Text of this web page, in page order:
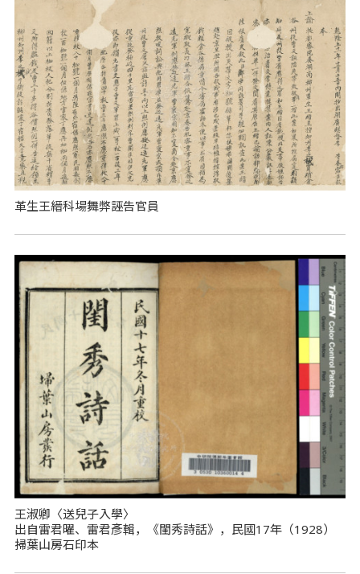
革生王縉科場舞弊誣告官員
王淑卿〈送兒子入學〉
出自雷君曜、雷君彥輯，《閨秀詩話》，民國17年（1928）
掃葉山房石印本